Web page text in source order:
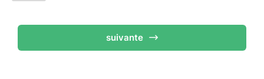
suivante